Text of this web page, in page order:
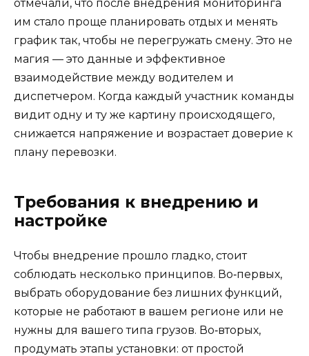
отмечали, что после внедрения мониторинга
им стало проще планировать отдых и менять
график так, чтобы не перегружать смену. Это не
магия — это данные и эффективное
взаимодействие между водителем и
диспетчером. Когда каждый участник команды
видит одну и ту же картину происходящего,
снижается напряжение и возрастает доверие к
плану перевозки.
Требования к внедрению и
настройке
Чтобы внедрение прошло гладко, стоит
соблюдать несколько принципов. Во‑первых,
выбрать оборудование без лишних функций,
которые не работают в вашем регионе или не
нужны для вашего типа грузов. Во‑вторых,
продумать этапы установки: от простой